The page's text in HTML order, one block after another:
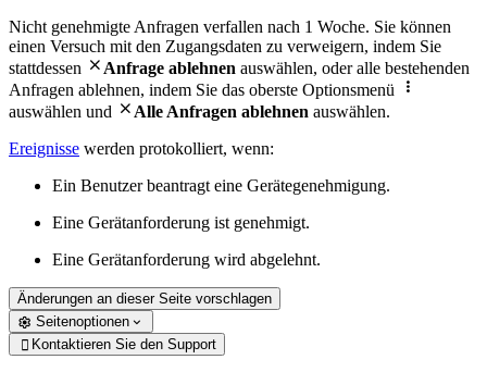
Nicht genehmigte Anfragen verfallen nach 1 Woche. Sie können
einen Versuch mit den Zugangsdaten zu verweigern, indem Sie
stattdessen  Anfrage ablehnen auswählen, oder alle bestehenden
Anfragen ablehnen, indem Sie das oberste Optionsmenü

auswählen und  Alle Anfragen ablehnen auswählen.
Ereignisse werden protokolliert, wenn:
Ein Benutzer beantragt eine Gerätegenehmigung.
Eine Gerätanforderung ist genehmigt.
Eine Gerätanforderung wird abgelehnt.
Änderungen an dieser Seite vorschlagen
Seitenoptionen
 Kontaktieren Sie den Support